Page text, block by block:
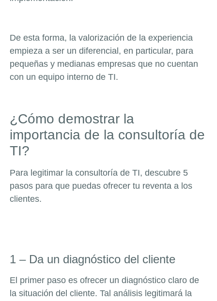
De esta forma, la valorización de la experiencia
empieza a ser un diferencial, en particular, para
pequeñas y medianas empresas que no cuentan
con un equipo interno de TI.
¿Cómo demostrar la
importancia de la consultoría de
TI?
Para legitimar la consultoría de TI, descubre 5
pasos para que puedas ofrecer tu reventa a los
clientes.
1 – Da un diagnóstico del cliente
El primer paso es ofrecer un diagnóstico claro de
la situación del cliente. Tal análisis legitimará la